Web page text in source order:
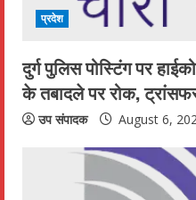
प्रदेश
दुर्ग पुलिस पोस्टिंग पर
के तबादले पर रोक,
उप संपादक August 6,